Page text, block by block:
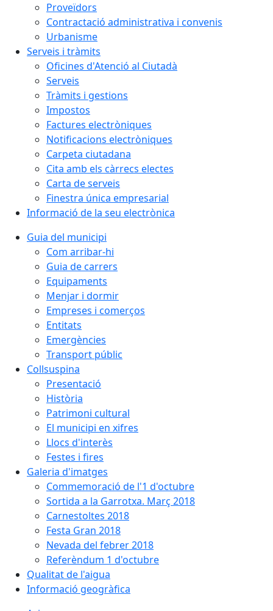
Proveïdors
Contractació administrativa i convenis
Urbanisme
Serveis i tràmits
Oficines d'Atenció al Ciutadà
Serveis
Tràmits i gestions
Impostos
Factures electròniques
Notificacions electròniques
Carpeta ciutadana
Cita amb els càrrecs electes
Carta de serveis
Finestra única empresarial
Informació de la seu electrònica
Guia del municipi
Com arribar-hi
Guia de carrers
Equipaments
Menjar i dormir
Empreses i comerços
Entitats
Emergències
Transport públic
Collsuspina
Presentació
Història
Patrimoni cultural
El municipi en xifres
Llocs d'interès
Festes i fires
Galeria d'imatges
Commemoració de l'1 d'octubre
Sortida a la Garrotxa. Març 2018
Carnestoltes 2018
Festa Gran 2018
Nevada del febrer 2018
Referèndum 1 d'octubre
Qualitat de l'aigua
Informació geogràfica